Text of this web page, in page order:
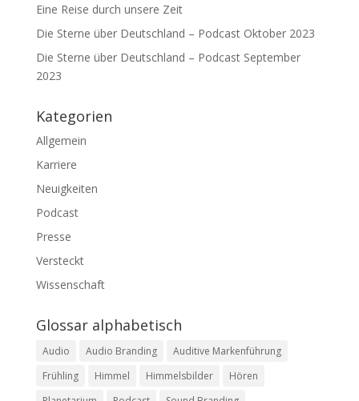
Eine Reise durch unsere Zeit
Die Sterne über Deutschland – Podcast Oktober 2023
Die Sterne über Deutschland – Podcast September
2023
Kategorien
Allgemein
Karriere
Neuigkeiten
Podcast
Presse
Versteckt
Wissenschaft
Glossar alphabetisch
Audio Audio Branding
Auditive Markenführung
Frühling
Himmel Himmelsbilder
Hören